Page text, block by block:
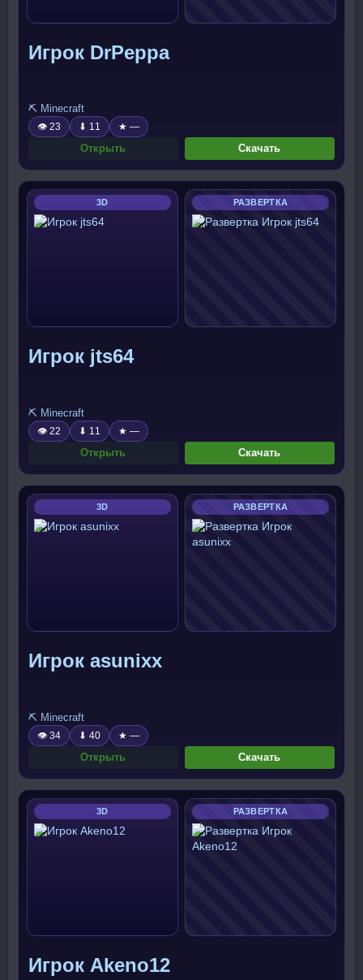
Игрок DrPeppa
⛏️ Minecraft
👁 23 ⬇ 11 ★ —
Открыть Скачать
3D РАЗВЕРТКА
Игрок jts64
⛏️ Minecraft
👁 22 ⬇ 11 ★ —
Открыть Скачать
3D РАЗВЕРТКА
Игрок asunixx
⛏️ Minecraft
👁 34 ⬇ 40 ★ —
Открыть Скачать
3D РАЗВЕРТКА
Игрок Akeno12